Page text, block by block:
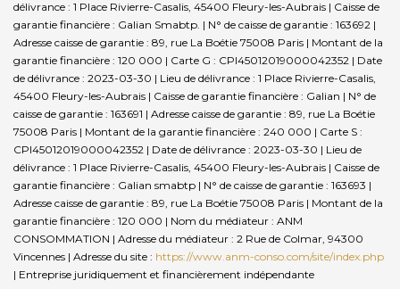
délivrance : 1 Place Rivierre-Casalis, 45400 Fleury-les-Aubrais | Caisse de
garantie financière : Galian Smabtp. | N° de caisse de garantie : 163692 |
Adresse caisse de garantie : 89, rue La Boétie 75008 Paris | Montant de la
garantie financière : 120 000 | Carte G : CPI45012019000042352 | Date
de délivrance : 2023-03-30 | Lieu de délivrance : 1 Place Rivierre-Casalis,
45400 Fleury-les-Aubrais | Caisse de garantie financière : Galian | N° de
caisse de garantie : 163691 | Adresse caisse de garantie : 89, rue La Boétie
75008 Paris | Montant de la garantie financière : 240 000 | Carte S :
CPI45012019000042352 | Date de délivrance : 2023-03-30 | Lieu de
délivrance : 1 Place Rivierre-Casalis, 45400 Fleury-les-Aubrais | Caisse de
garantie financière : Galian smabtp | N° de caisse de garantie : 163693 |
Adresse caisse de garantie : 89, rue La Boétie 75008 Paris | Montant de la
garantie financière : 120 000 | Nom du médiateur : ANM
CONSOMMATION | Adresse du médiateur : 2 Rue de Colmar, 94300
Vincennes | Adresse du site : https://www.anm-conso.com/site/index.php
| Entreprise juridiquement et financièrement indépendante